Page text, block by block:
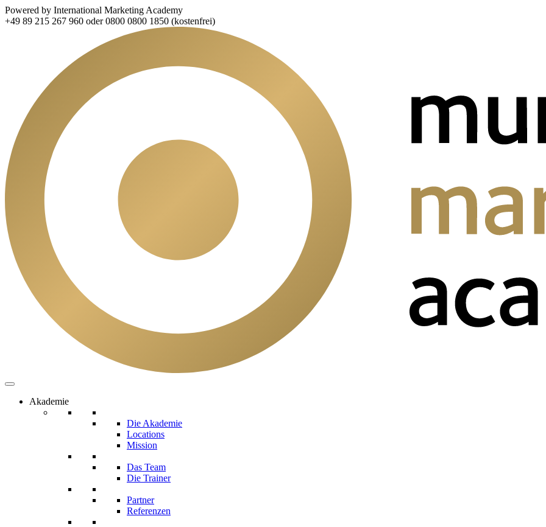
Powered by International Marketing Academy
+49 89 215 267 960 oder 0800 0800 1850 (kostenfrei)
Akademie
Die Akademie
Locations
Mission
Das Team
Die Trainer
Partner
Referenzen